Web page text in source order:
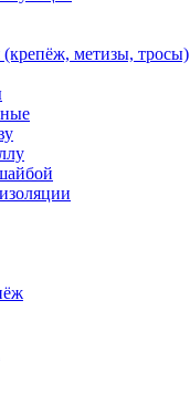
метизы, тросы)